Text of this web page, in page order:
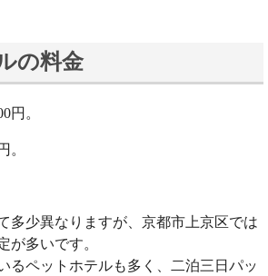
の料金
円。
。
多少異なりますが、京都市上京区では
が多いです。
るペットホテルも多く、二泊三日パッ